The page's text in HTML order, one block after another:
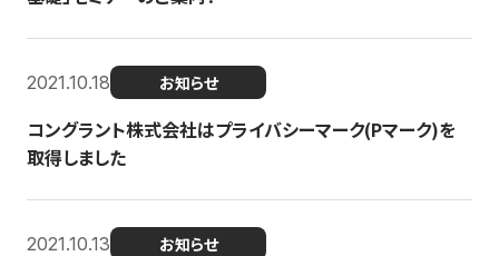
2021.10.18 お知らせ
コングラント株式会社はプライバシーマーク(Pマーク)を
取得しました
2021.10.13 お知らせ